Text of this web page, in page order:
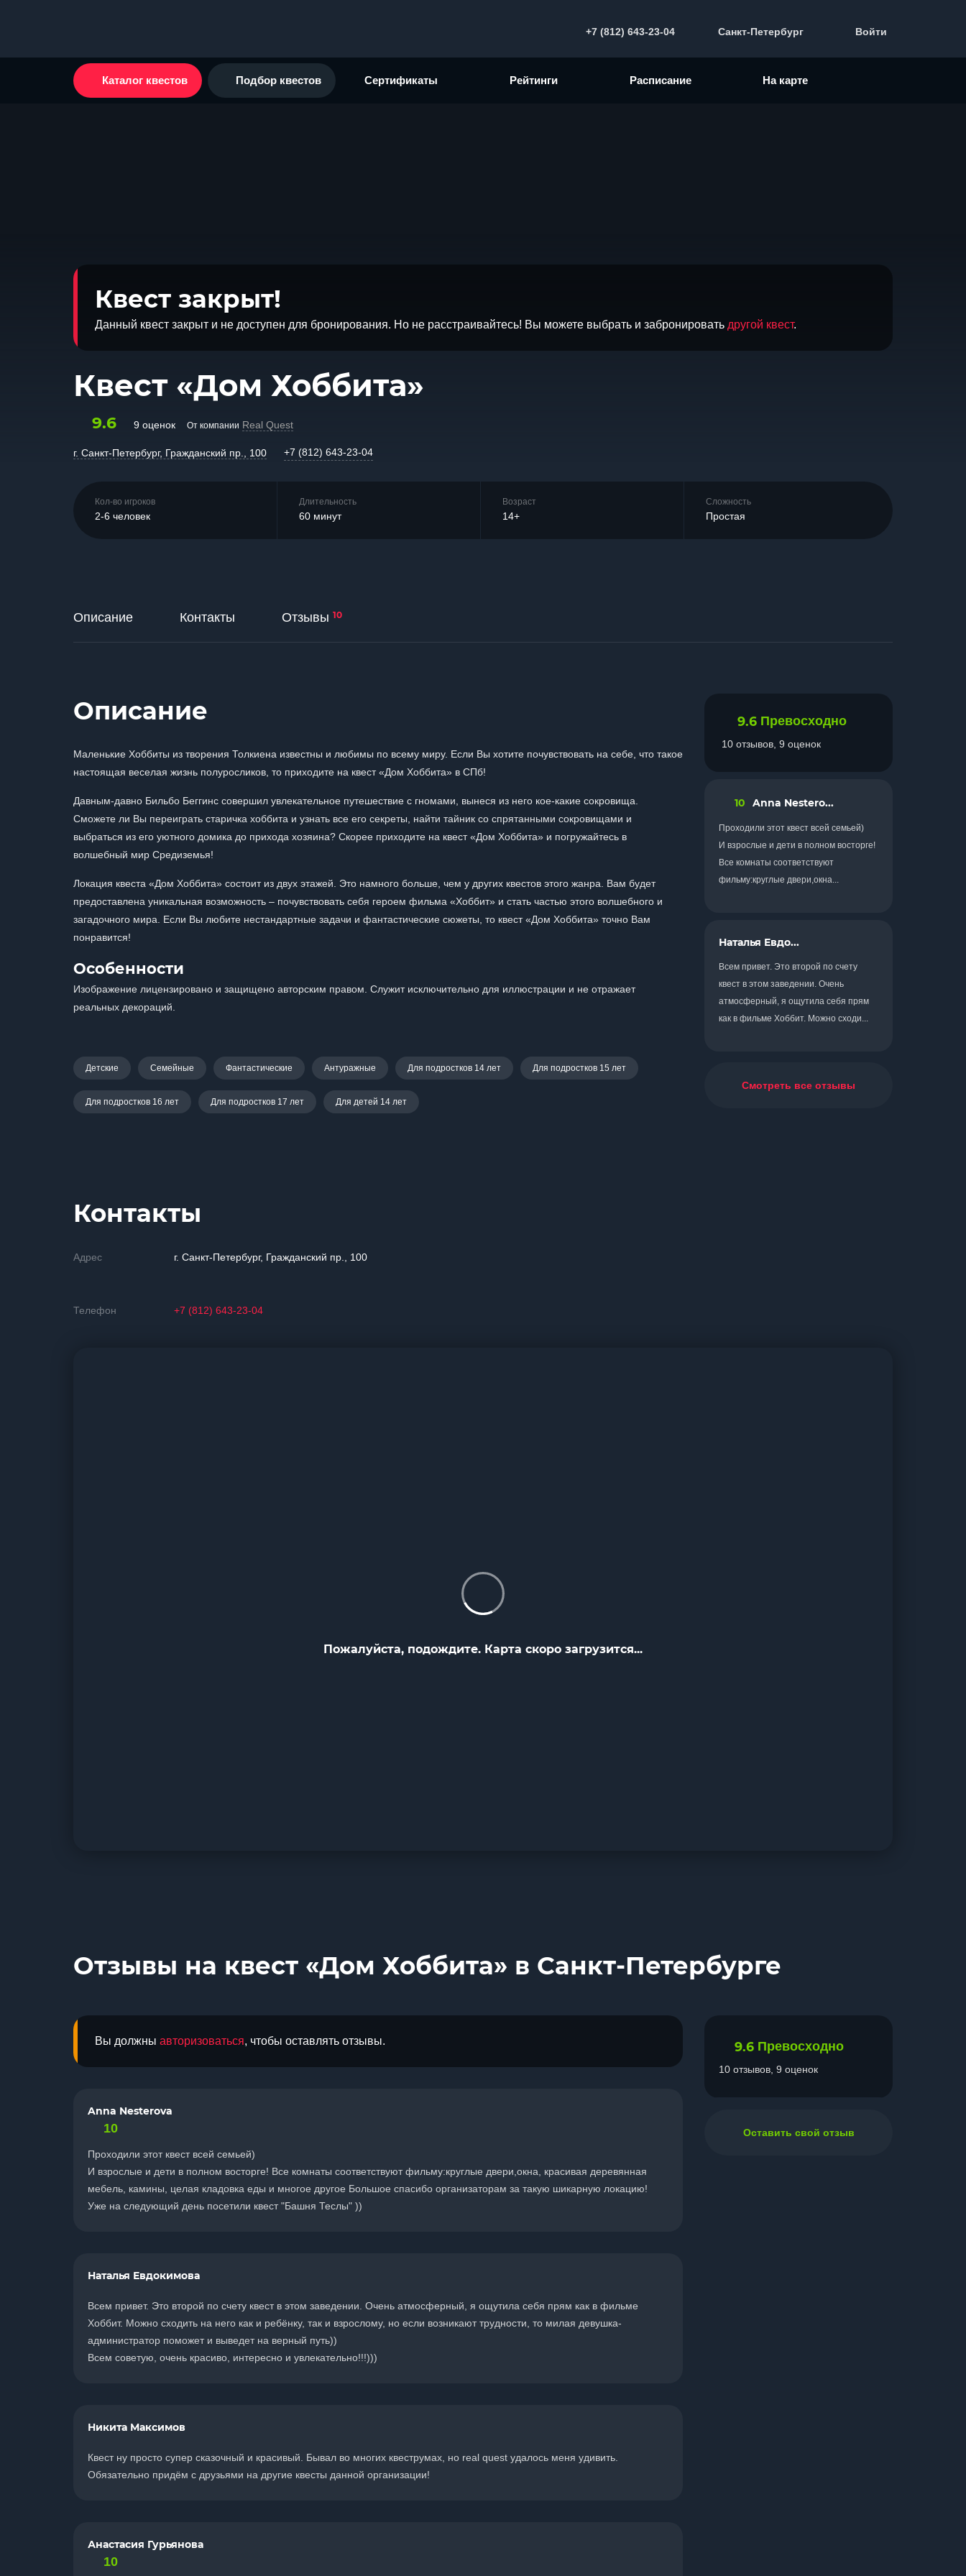
+7 (812) 643-23-04 Санкт-Петербург Войти
Каталог квестов Подбор квестов Сертификаты Рейтинги Расписание На карте
Квест закрыт!
Данный квест закрыт и не доступен для бронирования. Но не расстраивайтесь! Вы можете выбрать и забронировать другой квест.
Квест «Дом Хоббита»
9.6 9 оценок От компании Real Quest
г. Санкт-Петербург, Гражданский пр., 100 +7 (812) 643-23-04
Кол-во игроков
2-6 человек
Длительность
60 минут
Возраст
14+
Сложность
Простая
Описание Контакты Отзывы 10
Описание
Маленькие Хоббиты из творения Толкиена известны и любимы по всему миру. Если Вы хотите почувствовать на себе, что такое
настоящая веселая жизнь полуросликов, то приходите на квест «Дом Хоббита» в СПб!
Давным-давно Бильбо Беггинс совершил увлекательное путешествие с гномами, вынеся из него кое-какие сокровища.
Сможете ли Вы переиграть старичка хоббита и узнать все его секреты, найти тайник со спрятанными сокровищами и
выбраться из его уютного домика до прихода хозяина? Скорее приходите на квест «Дом Хоббита» и погружайтесь в
волшебный мир Средиземья!
Локация квеста «Дом Хоббита» состоит из двух этажей. Это намного больше, чем у других квестов этого жанра. Вам будет
предоставлена уникальная возможность – почувствовать себя героем фильма «Хоббит» и стать частью этого волшебного и
загадочного мира. Если Вы любите нестандартные задачи и фантастические сюжеты, то квест «Дом Хоббита» точно Вам
понравится!
Особенности
Изображение лицензировано и защищено авторским правом. Служит исключительно для иллюстрации и не отражает
реальных декораций.
Детские Семейные Фантастические Антуражные Для подростков 14 лет Для подростков 15 лет
Для подростков 16 лет Для подростков 17 лет Для детей 14 лет
9.6 Превосходно
10 отзывов, 9 оценок
10 Anna Nestero...
Проходили этот квест всей семьей)
И взрослые и дети в полном восторге!
Все комнаты соответствуют
фильму:круглые двери,окна...
Наталья Евдо...
Всем привет. Это второй по счету
квест в этом заведении. Очень
атмосферный, я ощутила себя прям
как в фильме Хоббит. Можно сходи...
Смотреть все отзывы
Контакты
Адрес г. Санкт-Петербург, Гражданский пр., 100
Телефон +7 (812) 643-23-04
Пожалуйста, подождите. Карта скоро загрузится...
Отзывы на квест «Дом Хоббита» в Санкт-Петербурге
Вы должны авторизоваться, чтобы оставлять отзывы.
Anna Nesterova
10
Проходили этот квест всей семьей)
И взрослые и дети в полном восторге! Все комнаты соответствуют фильму:круглые двери,окна, красивая деревянная
мебель, камины, целая кладовка еды и многое другое Большое спасибо организаторам за такую шикарную локацию!
Уже на следующий день посетили квест "Башня Теслы" ))
Наталья Евдокимова
Всем привет. Это второй по счету квест в этом заведении. Очень атмосферный, я ощутила себя прям как в фильме
Хоббит. Можно сходить на него как и ребёнку, так и взрослому, но если возникают трудности, то милая девушка-
администратор поможет и выведет на верный путь))
Всем советую, очень красиво, интересно и увлекательно!!!)))
Никита Максимов
Квест ну просто супер сказочный и красивый. Бывал во многих квеструмах, но real quest удалось меня удивить.
Обязательно придём с друзьями на другие квесты данной организации!
Анастасия Гурьянова
10
9.6 Превосходно
10 отзывов, 9 оценок
Оставить свой отзыв